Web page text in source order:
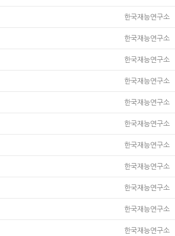
한국재능연구소
한국재능연구소
한국재능연구소
한국재능연구소
한국재능연구소
한국재능연구소
한국재능연구소
한국재능연구소
한국재능연구소
한국재능연구소
한국재능연구소